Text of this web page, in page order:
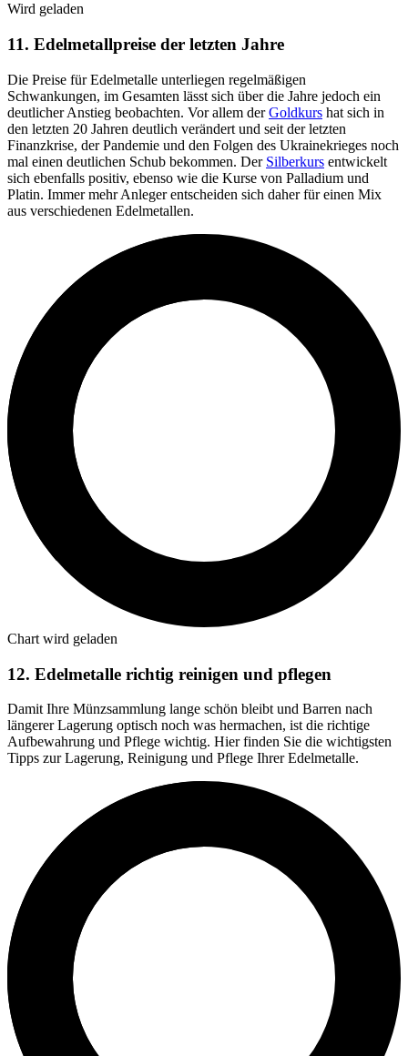
Wird geladen
11. Edelmetallpreise der letzten Jahre
Die Preise für Edelmetalle unterliegen regelmäßigen
Schwankungen, im Gesamten lässt sich über die Jahre jedoch ein
deutlicher Anstieg beobachten. Vor allem derGoldkurs hat sich in
den letzten 20 Jahren deutlich verändert und seit der letzten
Finanzkrise, der Pandemie und den Folgen des Ukrainekrieges noch
mal einen deutlichen Schub bekommen. Der Silberkurs entwickelt
sich ebenfalls positiv, ebenso wie die Kurse von Palladium und
Platin. Immer mehr Anleger entscheiden sich daher für einen Mix
aus verschiedenen Edelmetallen.
Chart wird geladen
12. Edelmetalle richtig reinigen und pflegen
Damit Ihre Münzsammlung lange schön bleibt und Barren nach
längerer Lagerung optisch noch was hermachen, ist die richtige
Aufbewahrung und Pflege wichtig. Hier finden Sie die wichtigsten
Tipps zur Lagerung, Reinigung und Pflege Ihrer Edelmetalle.